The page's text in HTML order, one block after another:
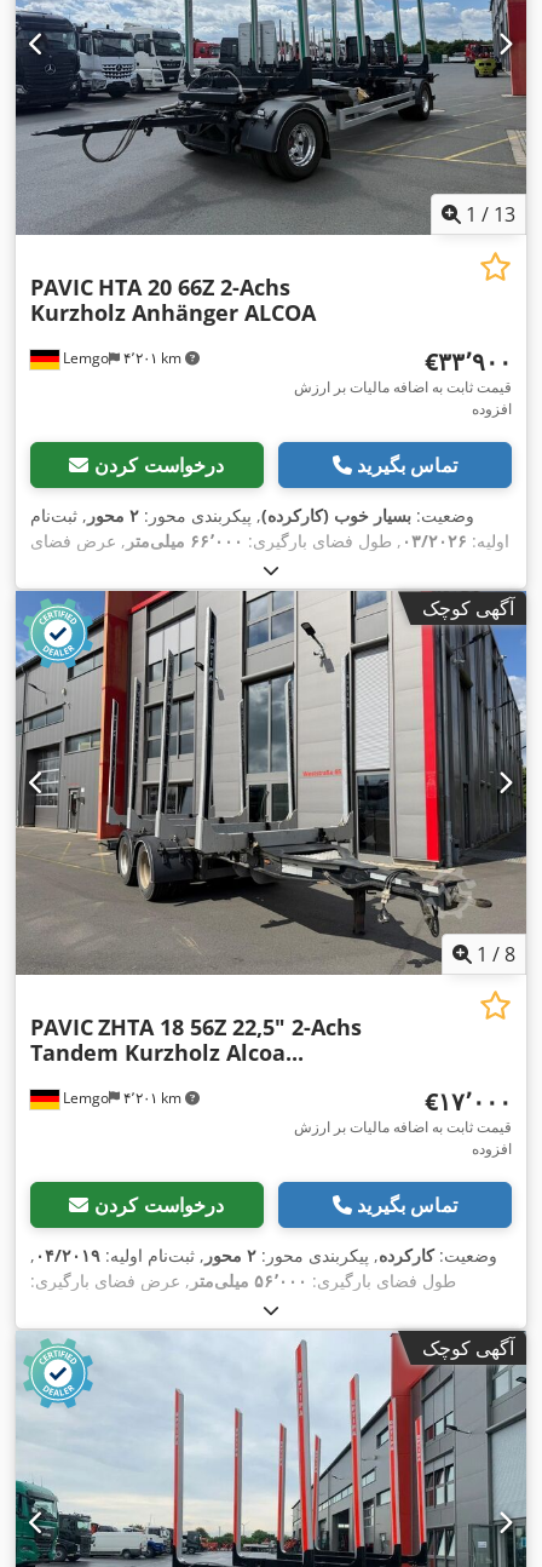
1 / 13
Lemgo ۴٬۲۰۱ km
PAVIC HTA 20 66Z 2-Achs
Kurzholz Anhänger ALCOA
‎€۳۳٬۹۰۰
قیمت ثابت به اضافه مالیات بر ارزش
افزوده
درخواست کردن تماس بگیرید
وضعیت: بسیار خوب (کارکرده), پیکربندی محور: ۲ محور
, ثبت‌نام
اولیه: ۰۳/۲۰۲۶ , طول فضای بارگیری: ۶۶٬۰۰۰ میلی‌متر
, عرض فضای
, سیستم تعلیق:
22,5, سال ساخت:۲۰۲۶ ,
آگهی کوچک
1 /8
Lemgo ۴٬۲۰۱ km
PAVICZHTA 18 56Z 22,5" 2-Achs
Tandem Kurzholz Alcoa...
‎€۱۷٬۰۰۰
قیمت ثابت به اضافه مالیات بر ارزش
افزوده
درخواست کردن تماس بگیرید
وضعیت:کارکرده, پیکربندی محور: ۲ محور , ثبت‌نام اولیه: ۰۴/۲۰۱۹ ,
طول فضای بارگیری: ۵۶٬۰۰۰ میلی‌متر
, عرض فضای بارگیری:
, سیستم تعلیق:هوا
سیاه, سال ساخت:۲۰۱۹ ,
آگهی کوچک